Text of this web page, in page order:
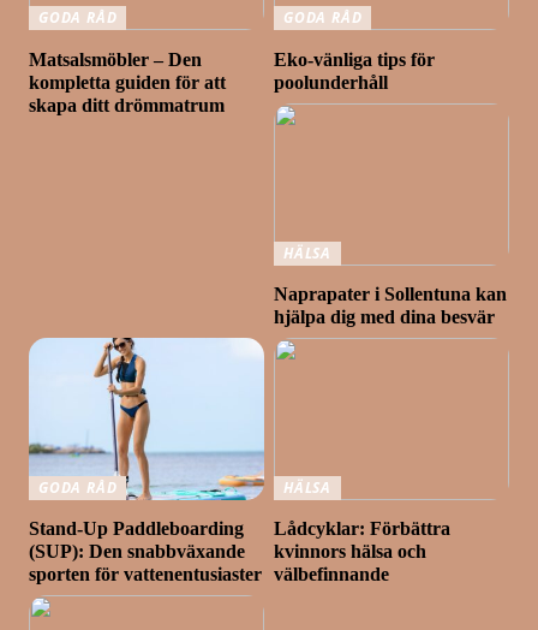
GODA RÅD
Matsalsmöbler – Den
kompletta guiden för att
skapa ditt drömmatrum
GODA RÅD
Eko-vänliga tips för
poolunderhåll
HÄLSA
Naprapater i Sollentuna kan
hjälpa dig med dina besvär
GODA RÅD
Stand-Up Paddleboarding
(SUP): Den snabbväxande
sporten för vattenentusiaster
HÄLSA
Lådcyklar: Förbättra
kvinnors hälsa och
välbefinnande